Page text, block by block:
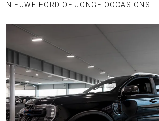
NIEUWE FORD OF JONGE OCCASIONS